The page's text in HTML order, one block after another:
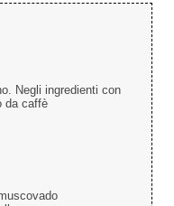
Negli ingredienti con
da caffè